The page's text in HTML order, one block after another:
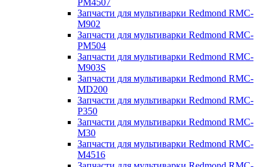
PM4507
Запчасти для мультиварки Redmond RMC-
M902
Запчасти для мультиварки Redmond RMC-
PM504
Запчасти для мультиварки Redmond RMC-
M903S
Запчасти для мультиварки Redmond RMC-
MD200
Запчасти для мультиварки Redmond RMC-
P350
Запчасти для мультиварки Redmond RMC-
M30
Запчасти для мультиварки Redmond RMC-
M4516